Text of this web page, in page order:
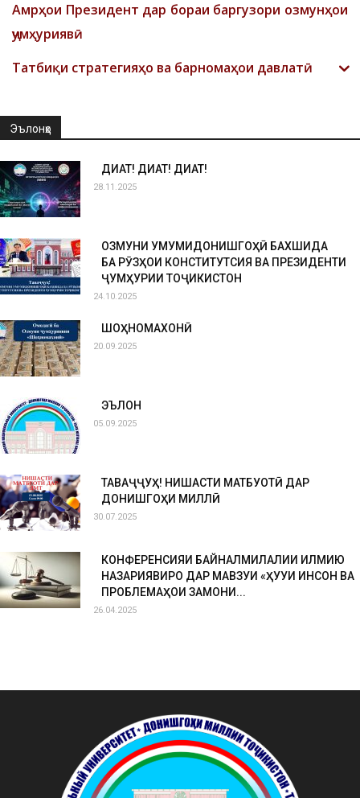
Амрҳои Президент дар бораи баргузори озмунҳои
ҷумҳуриявӣ
Татбиқи стратегияҳо ва барномаҳои давлатӣ
Эълонҳо
ДИҚҚАТ! ДИҚҚАТ! ДИҚҚАТ!
28.11.2025
ОЗМУНИ УМУМИДОНИШГОҲӢ БАХШИДА
БА РӮЗҲОИ КОНСТИТУТСИЯ ВА ПРЕЗИДЕНТИ
ҶУМҲУРИИ ТОҶИКИСТОН
24.10.2025
ШОҲНОМАХОНӢ
20.09.2025
ЭЪЛОН
05.09.2025
ТАВАҶҶУҲ! НИШАСТИ МАТБУОТӢ ДАР
ДОНИШГОҲИ МИЛЛӢ
30.07.2025
КОНФЕРЕНСИЯИ БАЙНАЛМИЛАЛИИ ИЛМИЮ
НАЗАРИЯВИРО ДАР МАВЗУИ «ҲУҚУҚИ ИНСОН ВА
ПРОБЛЕМАҲОИ ЗАМОНИ...
26.04.2025